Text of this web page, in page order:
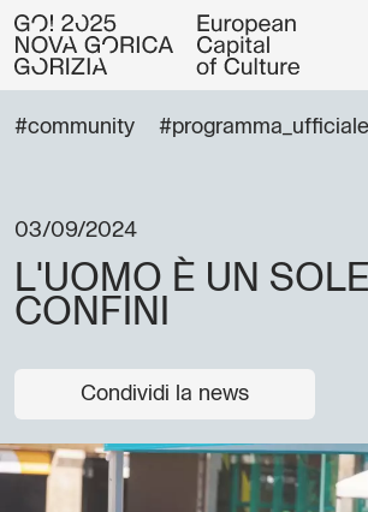
#community #programma_ufficiale
03/09/2024
L'UOMO È UN
CONFINI
Condividi la news